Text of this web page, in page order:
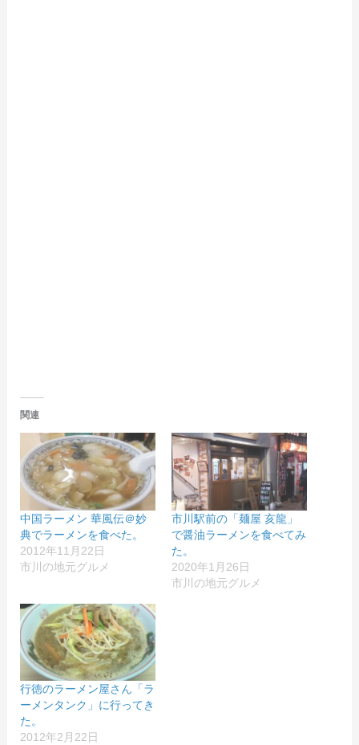
関連
中国ラーメン 華風伝＠妙
典でラーメンを食べた。
2012年11月22日
市川の地元グルメ
市川駅前の「麺屋 亥龍」
で醤油ラーメンを食べてみ
た。
2020年1月26日
市川の地元グルメ
行徳のラーメン屋さん「ラ
ーメンタンク」に行ってき
た。
2012年2月22日